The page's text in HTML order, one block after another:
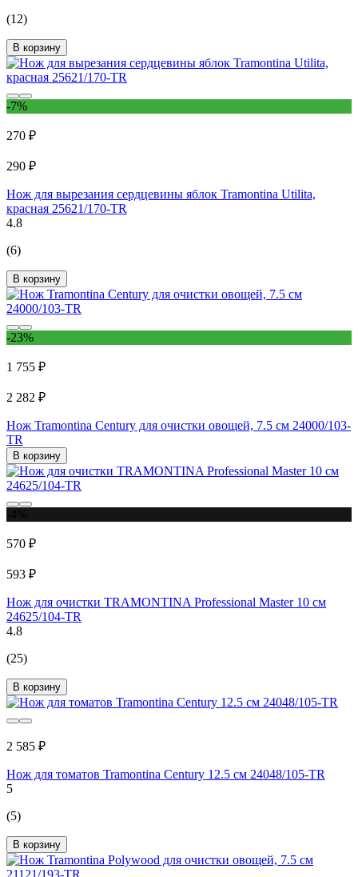
(12)
В корзину
-7%
270 ₽
290 ₽
Нож для вырезания сердцевины яблок Tramontina Utilita,
красная 25621/170-TR
4.8
(6)
В корзину
-23%
1 755 ₽
2 282 ₽
Нож Tramontina Century для очистки овощей, 7.5 см 24000/103-
TR
В корзину
570 ₽
593 ₽
Нож для очистки TRAMONTINA Professional Master 10 см
24625/104-TR
4.8
(25)
В корзину
2 585 ₽
Нож для томатов Tramontina Century 12.5 см 24048/105-TR
5
(5)
В корзину